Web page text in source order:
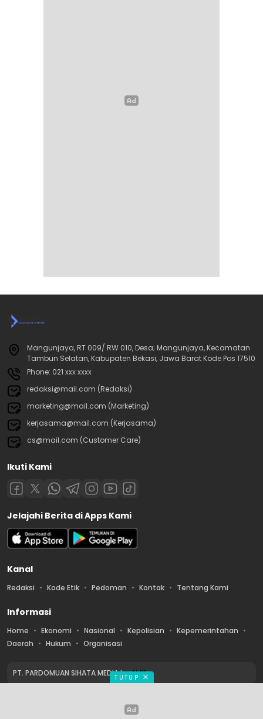
Mangunjaya, RT 009/ RW 010, Desa; Mangunjaya, Kecamatan
Tambun Selatan, Kabupaten Bekasi, Jawa Barat Kode Pos 17510
Phone: 021 xxx xxxx
redaksi@mail.com (Redaksi)
marketing@mail.com (Marketing)
kerjasama@mail.com (Kerjasama)
cs@mail.com (Customer Care)
Ikuti Kami
Jelajahi Berita di Apps Kami
Kanal
Redaksi Kode Etik Pedoman Kontak Tentang Kami
Informasi
Home Ekonomi Nasional Kepolisian
Kepemerintahan
Daerah
Hukum Organisasi
PT. PARDOMUAN SIHATA MEDIA byAMK
TUTUP